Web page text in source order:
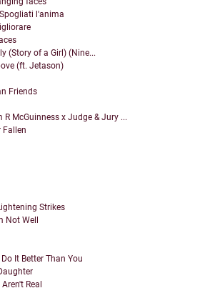
Spogliati l'anima
(Story of a Girl) (Nine...
(ft. Jetason)
Friends
McGuinness x Judge & Jury ...
Fallen
Strikes
Not Well
It Better Than You
Real